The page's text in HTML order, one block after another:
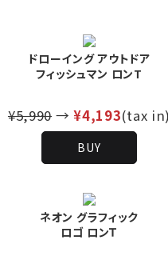
ドローイング アウトドア
フィッシュマン ロンT
¥5,990→¥4,193(tax in)
BUY
ネオン グラフィック
ロゴ ロンＴ